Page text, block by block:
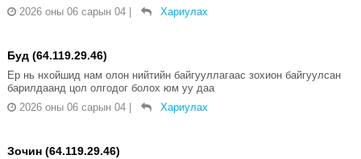
2026 оны 06 сарын 04
Хариулах
Буд (64.119.29.46)
Ер нь нхойшид нам олон нийтийн байгууллагаас зохион байгуулсан
барилдаанд цол олгодог болох юм уу даа
2026 оны 06 сарын 04
Хариулах
Зочин (64.119.29.46)